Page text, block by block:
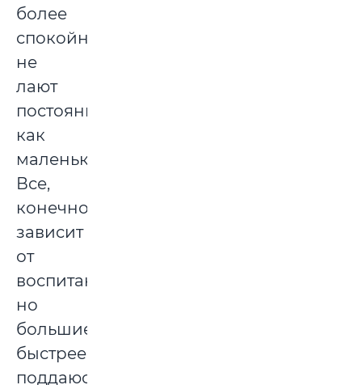
более
спокойные,
не
лают
постоянно,
как
маленькие.
Все,
конечно,
зависит
от
воспитания,
но
большие
быстрее
поддаюся